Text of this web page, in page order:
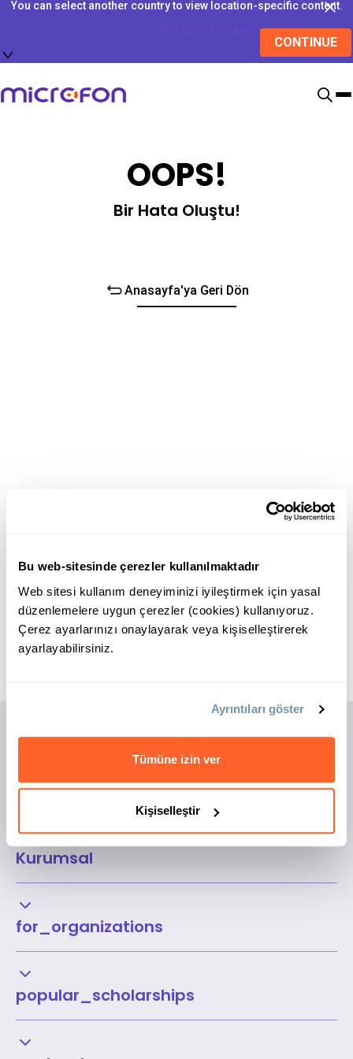
Bu web-sitesinde çerezler kullanılmaktadır
Web sitesi kullanım deneyiminizi iyileştirmek için yasal
düzenlemelere uygun çerezler (cookies) kullanıyoruz.
Çerez ayarlarınızı onaylayarak veya kişiselleştirerek
ayarlayabilirsiniz.
Ayrıntıları göster
Tümüne izin ver
Kişiselleştir
You can select another country to view location-specific content.
CONTINUE
OOPS!
Bir Hata Oluştu!
Anasayfa'ya Geri Dön
Kurumsal
for_organizations
popular_scholarships